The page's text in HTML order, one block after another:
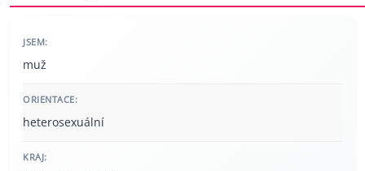
JSEM:
muž
ORIENTACE:
heterosexuální
KRAJ: